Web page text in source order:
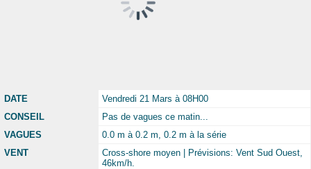
DATE
Vendredi 21 Mars à 08H00
CONSEIL
Pas de vagues ce matin...
VAGUES
0.0 m à 0.2 m, 0.2 m à la série
VENT
Cross-shore moyen | Prévisions: Vent Sud Ouest,
46km/h.